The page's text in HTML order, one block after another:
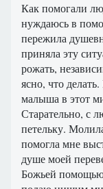
Как помогали
нуждаюсь в
пережила
приняла эту
рожать,
ясно, что
малыша в этот
Старательно, с
петельку.
помогла мне
душе моей
Божьей